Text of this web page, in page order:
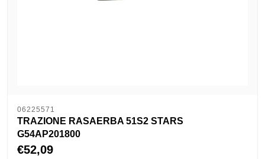
06225571
TRAZIONE RASAERBA 51S2 STARS
G54AP201800
€52,09